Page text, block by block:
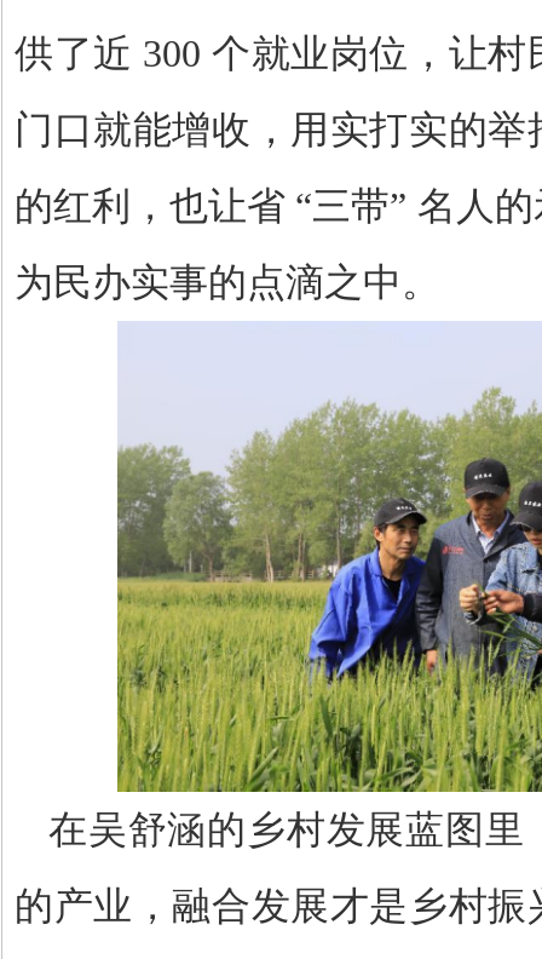
供了近 300 个就业岗位，让村
门口就能增收，用实打实的
的红利，也让省 “三带” 名人
为民办实事的点滴之中。
在吴舒涵的乡村发展蓝图里
的产业，融合发展才是乡村